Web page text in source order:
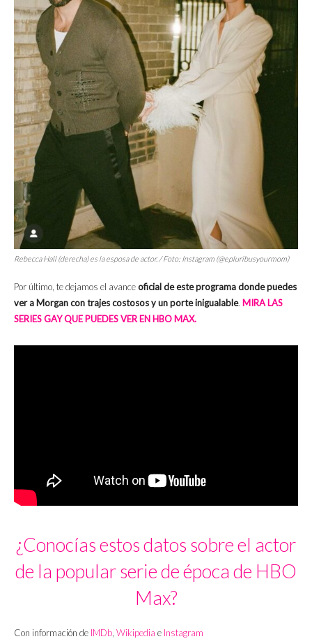
Rebecca Hall (derecha) es la esposa de actor. / Foto: Instagram (@epluribusyourmom)
Por último, te dejamos el avanceoficial de este programa donde puedes
ver a Morgan con trajes costosos y un porte inigualable. MIRA LAS
SERIES GAY QUE PUEDES VER EN HBO MAX.
¿Conocías estos datos sobre el actor
de la popular serie de época de HBO
Max?
Con información de IMDb Wikipedia e Instagram